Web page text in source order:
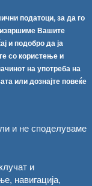
податоци, за да го
Вашите
и подобро да ја
со користење и
на употреба на
или дознајте повеќе
и не споделуваме
и
навигација,